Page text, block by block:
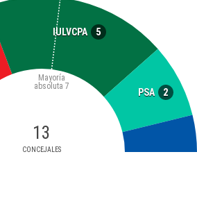
IULVCPA 5
PSA 2
13
CONCEJALES
Mayoría
absoluta 7